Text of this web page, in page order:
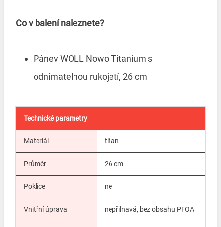
Co v balení naleznete?
Pánev WOLL Nowo Titanium s
odnímatelnou rukojetí, 26 cm
Technické parametry
Materiál titan
Průměr 26 cm
Poklice ne
Vnitřní úprava nepřilnavá, bez obsahu PFOA